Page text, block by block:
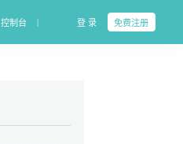
控制台 | 登 录 免费注册